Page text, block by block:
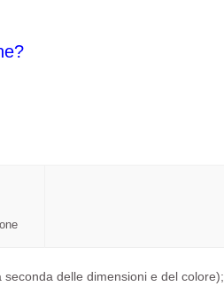
seconda delle dimensioni e del colore);